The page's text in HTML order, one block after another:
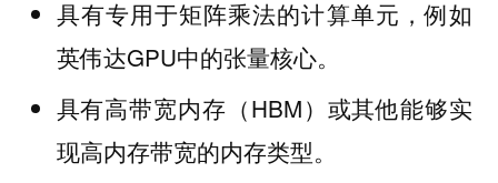
具有专用于矩阵乘法的计算单元，例如
英伟达GPU中的张量核心。
具有高带宽内存（HBM）或其他能够实
现高内存带宽的内存类型。